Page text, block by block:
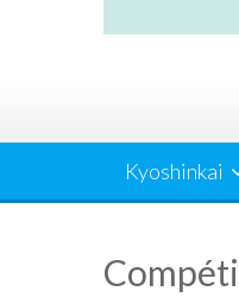
Kyoshinkai